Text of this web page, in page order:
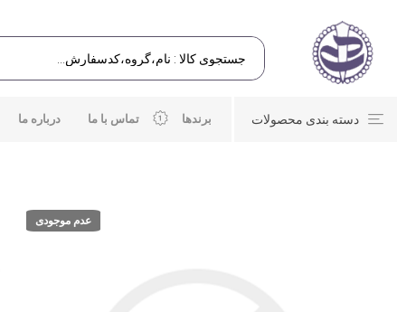
دسته بندی محصولات برندها تماس با ما درباره ما
عدم موجودی